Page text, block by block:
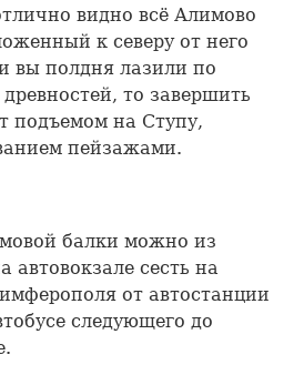
видно всё Алимово
к северу от него
вы полдня лазили по
то завершить
подъемом на Cтупу,
пейзажами.
балки можно из
автовокзале сесть на
от автостанции
следующего до